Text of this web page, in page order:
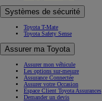
Systèmes de sécurité
Toyota T-Mate
Toyota Safety Sense
Assurer ma Toyota
Assurer mon véhicule
Les options sur-mesure
Assurance Connectée
Assurer votre Occasion
Espace Client Toyota Assurances
Demander un devis